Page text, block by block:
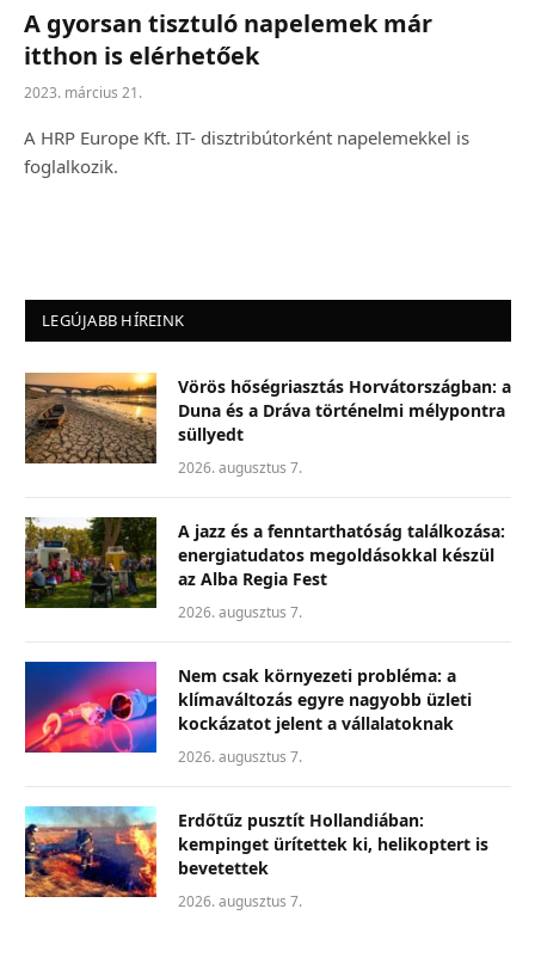
A gyorsan tisztuló napelemek már
itthon is elérhetőek
2023. március 21.
A HRP Europe Kft. IT- disztribútorként napelemekkel is
foglalkozik.
LEGÚJABB HÍREINK
Vörös hőségriasztás Horvátországban: a
Duna és a Dráva történelmi mélypontra
süllyedt
2026. augusztus 7.
A jazz és a fenntarthatóság találkozása:
energiatudatos megoldásokkal készül
az Alba Regia Fest
2026. augusztus 7.
Nem csak környezeti probléma: a
klímaváltozás egyre nagyobb üzleti
kockázatot jelent a vállalatoknak
2026. augusztus 7.
Erdőtűz pusztít Hollandiában:
kempinget ürítettek ki, helikoptert is
bevetettek
2026. augusztus 7.